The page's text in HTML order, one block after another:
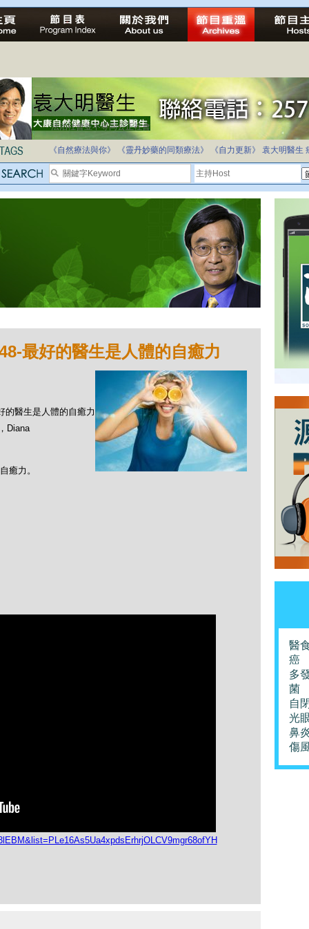
法治社會並不等同公正社會
自家教育合法化-推動多元化教育，全民學卷制
《自然療法與你》
《靈丹妙藥的同類療法》 《自力更新》 袁大明醫生
最好的醫生是人體的自癒力
的醫生是人體的自癒力
Diana
癒力。
醫
癌
多
菌
自
光
鼻
傷